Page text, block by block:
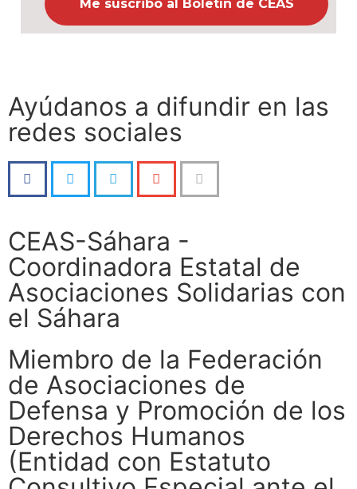
Ayúdanos a difundir en las
redes sociales
CEAS-Sáhara -
Coordinadora Estatal de
Asociaciones Solidarias con
el Sáhara
Miembro de la Federación
de Asociaciones de
Defensa y Promoción de los
Derechos Humanos
(Entidad con Estatuto